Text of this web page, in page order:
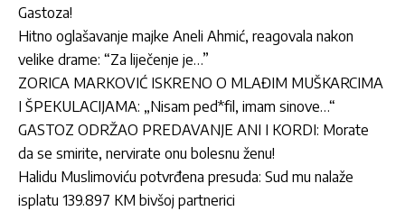
Gastoza!
Hitno oglašavanje majke Aneli Ahmić, reagovala nakon
velike drame: “Za liječenje je…”
ZORICA MARKOVIĆ ISKRENO O MLAĐIM MUŠKARCIMA
I ŠPEKULACIJAMA: „Nisam ped*fil, imam sinove…“
GASTOZ ODRŽAO PREDAVANJE ANI I KORDI: Morate
da se smirite, nervirate onu bolesnu ženu!
Halidu Muslimoviću potvrđena presuda: Sud mu nalaže
isplatu 139.897 KM bivšoj partnerici